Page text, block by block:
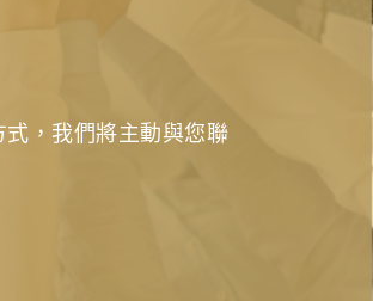
式，我們將主動與您聯